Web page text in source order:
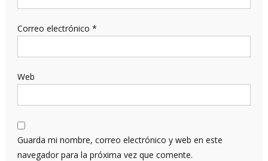
Correo electrónico *
Web
Guarda mi nombre, correo electrónico y web en este
navegador para la próxima vez que comente.